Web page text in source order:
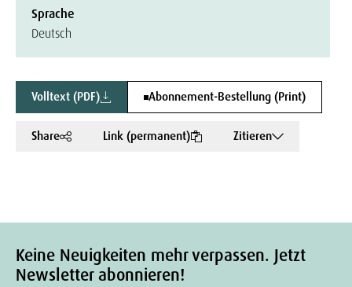
Sprache
Deutsch
Volltext (PDF) Abonnement-Bestellung (Print)
Share Link (permanent) Zitieren
Keine Neuigkeiten mehr verpassen. Jetzt
Newsletter abonnieren!